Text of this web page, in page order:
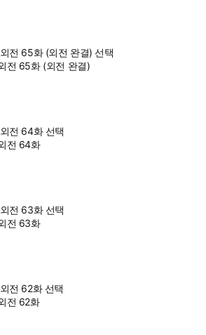
전 65화 (외전 완결) 선택
전 65화 (외전 완결)
전 64화 선택
전 64화
전 63화 선택
전 63화
전 62화 선택
전 62화